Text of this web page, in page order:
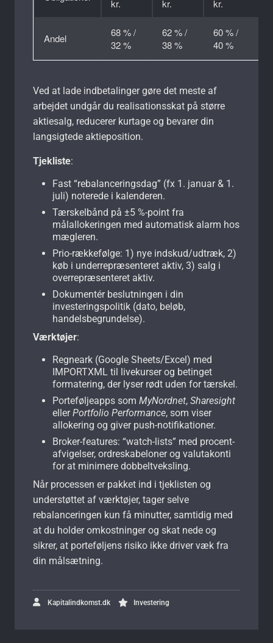
kr. kr. kr.
Andel
68 % /
32 %
62 % /
38 %
60 % /
40 %
Ved at lade indbetalinger gøre det meste af
arbejdet undgår du realisationsskat på større
aktiesalg, reducerer kurtage og bevarer din
langsigtede aktieposition.
Tjekliste:
Fast “rebalanceringsdag” (fx 1. januar & 1.
juli) noterede i kalenderen.
Tærskelbånd på ±5 %-point fra
målallokeringen med automatisk alarm hos
mægleren.
Prio-rækkefølge: 1) nye indskud/udtræk, 2)
køb i underrepræsenteret aktiv, 3) salg i
overrepræsenteret aktiv.
Dokumentér beslutningen i din
investeringspolitik (dato, beløb,
handelsbegrundelse).
Værktøjer:
Regneark (Google Sheets/Excel) med
IMPORTXML til livekurser og betinget
formatering, der lyser rødt uden for tærskel.
Porteføljeapps som MyNordnet, Sharesight
ellerPortfolio Performance, som viser
allokering og giver push-notifikationer.
Broker-features: “watch-lists” med procent-
afvigelser, ordreskabeloner og valutakonti
for at minimere dobbeltveksling.
Når processen er pakket ind i tjeklisten og
understøttet af værktøjer, tager selve
rebalanceringen kun få minutter, samtidig med
at du holder omkostninger og skat nede og
sikrer, at porteføljens risiko ikke driver væk fra
din målsætning.
Kapitalindkomst.dk Investering